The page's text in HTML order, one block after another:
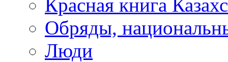
Красная книга
Обряды,
Люди